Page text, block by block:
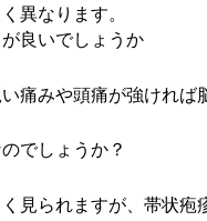
異なります。
良いでしょうか
痛みや頭痛が強けれ
でしょうか？
見られますが、帯状